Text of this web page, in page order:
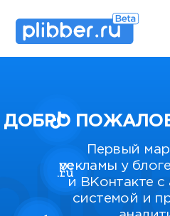
ДОБРО
Первый
рекламы у
и ВКонтакте с
системой и